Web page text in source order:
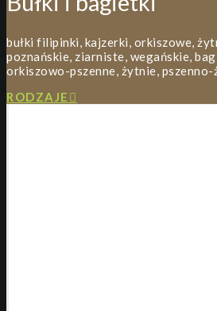
bułki filipinki, kajzerki, orkiszowe,
poznańskie, ziarniste, wegańskie,
orkiszowo-pszenne, żytnie,
RODZAJE